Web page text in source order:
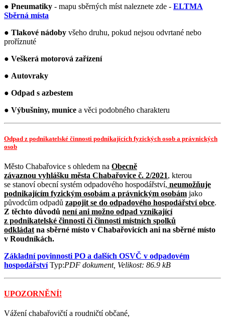
● Pneumatiky - mapu sběrných míst naleznete zde - ELTMA
Sběrná místa
● Tlakové nádoby všeho druhu, pokud nejsou odvrtané nebo
proříznuté
● Veškerá motorová zařízení
● Autovraky
● Odpad s azbestem
● Výbušniny, munice a věci podobného charakteru
Odpad z podnikatelské činnosti podnikajících fyzických osob a právnických
osob
Město Chabařovice s ohledem na Obecně
závaznou vyhlášku města Chabařovice č. 2/2021, kterou
se stanoví obecní systém odpadového hospodářství, neumožňuje
podnikajícím fyzickým osobám a právnickým osobám jako
původcům odpadů zapojit se do odpadového hospodářství obce.
Z těchto důvodů není ani možno odpad vznikající
z podnikatelské činnosti či činnosti místních spolků
odkládat na sběrné místo v Chabařovicích ani na sběrné místo
v Roudníkách.
Základní povinnosti PO a dalších OSVČ v odpadovém
hospodářství Typ:PDF dokument, Velikost: 86.9 kB
UPOZORNĚNÍ!
Vážení chabařovičtí a roudničtí občané,